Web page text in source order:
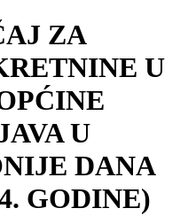
ZA
U
U
DANA
GODINE)